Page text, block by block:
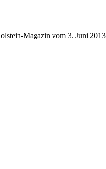
Magazin vom 3. Juni 2013